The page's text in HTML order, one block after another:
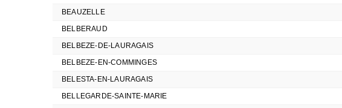
BEAUZELLE
BELBERAUD
BELBEZE-DE-LAURAGAIS
BELBEZE-EN-COMMINGES
BELESTA-EN-LAURAGAIS
BELLEGARDE-SAINTE-MARIE